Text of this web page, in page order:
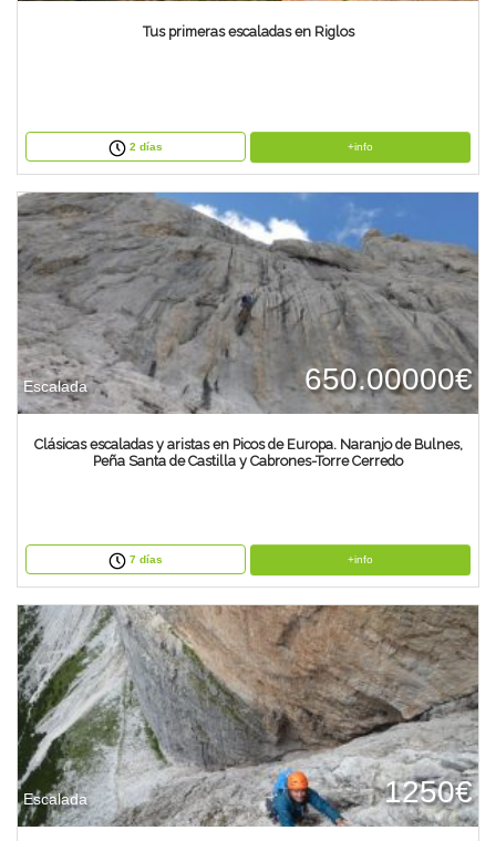
Tus primeras escaladas en Riglos
2 días +info
Escalada 650.00000€
Clásicas escaladas y aristas en Picos de Europa. Naranjo de Bulnes,
Peña Santa de Castilla y Cabrones-Torre Cerredo
7 días +info
Escalada 1250€